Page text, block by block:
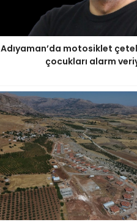
Adıyaman’da motosiklet
çocukları alarm